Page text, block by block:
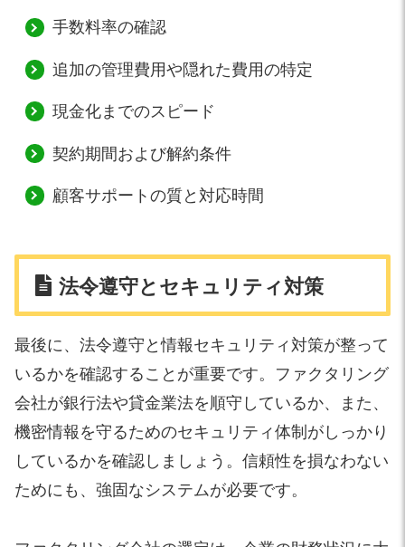
手数料率の確認
追加の管理費用や隠れた費用の特定
現金化までのスピード
契約期間および解約条件
顧客サポートの質と対応時間
法令遵守とセキュリティ対策
最後に、法令遵守と情報セキュリティ対策が整って
いるかを確認することが重要です。ファクタリング
会社が銀行法や貸金業法を順守しているか、また、
機密情報を守るためのセキュリティ体制がしっかり
しているかを確認しましょう。信頼性を損なわない
ためにも、強固なシステムが必要です。